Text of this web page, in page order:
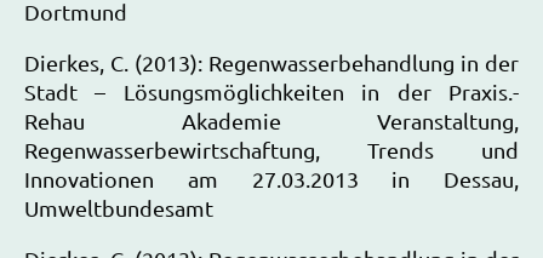
Dortmund
Dierkes, C. (2013): Regenwasserbehandlung in der
Stadt – Lösungsmöglichkeiten in der Praxis.-
Rehau Akademie Veranstaltung,
Regenwasserbewirtschaftung, Trends und
Innovationen am 27.03.2013 in Dessau,
Umweltbundesamt